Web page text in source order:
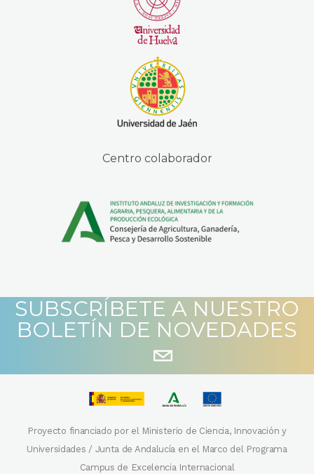
Centro colaborador
SUBSCRÍBETE A NUESTRO
BOLETÍN DE NOVEDADES
Proyecto financiado por el Ministerio de Ciencia, Innovación y
Universidades / Junta de Andalucía en el Marco del Programa
Campus de Excelencia Internacional